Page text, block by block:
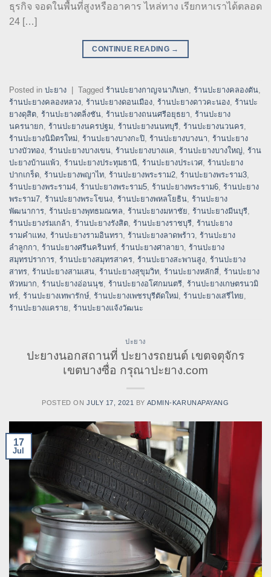
ธุรกิจ จอดในพื้นที่สูงหรืออาคาร ไหล่ทาง เรียกหาเราได้ตลอด
24 […]
CONTINUE READING →
Posted in ปะยาง Tagged ร้านปะยางกาญจนาภิเษก, ร้านปะยางคลองตัน,
ร้านปะยางคลองหลวง, ร้านปะยางดอนเมือง, ร้านปะยางดาวคะนอง, ร้านปะ
ยางดุสิต, ร้านปะยางตลิ่งชัน, ร้านปะยางถนนศรีอยุธยา, ร้านปะยาง
นครนายก, ร้านปะยางนครปฐม, ร้านปะยางนนทบุรี, ร้านปะยางนวนคร,
ร้านปะยางนิมิตรใหม่, ร้านปะยางบางกะปิ, ร้านปะยางบางนา, ร้านปะยาง
บางบัวทอง, ร้านปะยางบางเขน, ร้านปะยางบางแค, ร้านปะยางบางใหญ่, ร้าน
ปะยางบ้านแพ้ว, ร้านปะยางประทุมธานี, ร้านปะยางประเวศ, ร้านปะยาง
ปากเกร็ด, ร้านปะยางพญาไท, ร้านปะยางพระราม2, ร้านปะยางพระราม3,
ร้านปะยางพระราม4, ร้านปะยางพระราม5, ร้านปะยางพระราม6, ร้านปะยาง
พระราม7, ร้านปะยางพระโขนง, ร้านปะยางพหลโยธิน, ร้านปะยาง
พัฒนาการ, ร้านปะยางพุทธมณฑล, ร้านปะยางมหาชัย, ร้านปะยางมีนบุรี,
ร้านปะยางร่มเกล้า, ร้านปะยางรังสิต, ร้านปะยางราชบุรี, ร้านปะยาง
รามคำแหง, ร้านปะยางรามอินทรา, ร้านปะยางลาดพร้าว, ร้านปะยาง
ลำลูกกา, ร้านปะยางศรีนครินทร์, ร้านปะยางศาลายา, ร้านปะยาง
สมุทรปราการ, ร้านปะยางสมุทรสาคร, ร้านปะยางสะพานสูง, ร้านปะยาง
สาทร, ร้านปะยางสามเสน, ร้านปะยางสุขุมวิท, ร้านปะยางหลักสี่, ร้านปะยาง
หัวหมาก, ร้านปะยางอ่อนนุช, ร้านปะยางอโศกมนตรี, ร้านปะยางเกษตรนวมิ
ทร์, ร้านปะยางเทพารักษ์, ร้านปะยางเพชรบุรีตัดใหม่, ร้านปะยางเสรีไทย,
ร้านปะยางแคราย, ร้านปะยางแจ้งวัฒนะ
ปะยาง
ปะยางนอกสถานที่ ปะยางรถยนต์ เขตจตุจักร
เขตบางซื่อ กรุณาปะยาง.com
POSTED ON JULY 17, 2021 BY ADMIN-KARUNAPAYANG
17
Jul